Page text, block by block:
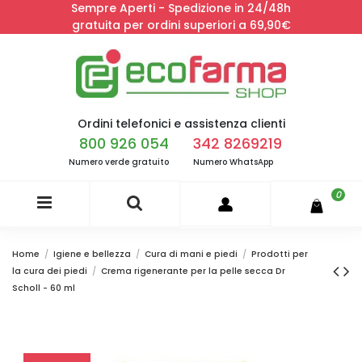
Sempre Aperti - Spedizione in 24/48h
gratuita per ordini superiori a 69,90€
Ordini telefonici e assistenza clienti
800 926 054
Numero verde gratuito
342 8269219
Numero WhatsApp
0
Home Igiene e bellezza Cura di mani e piedi
Prodotti per
la cura dei piedi
Crema rigenerante per la pelle secca Dr
Scholl - 60 ml